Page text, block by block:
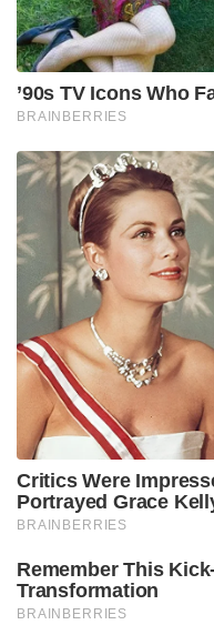
’90s TV Icons Who
BRAINBERRIES
Critics Were
Portrayed Grace
BRAINBERRIES
Remember This
Transformation
BRAINBERRIES